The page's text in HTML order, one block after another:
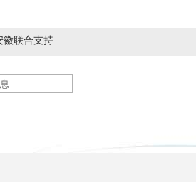
徽联合支持